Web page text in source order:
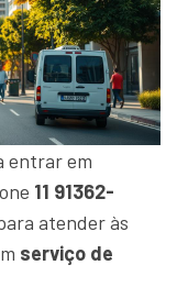
entrar em
11 91362-
atender às
serviço de